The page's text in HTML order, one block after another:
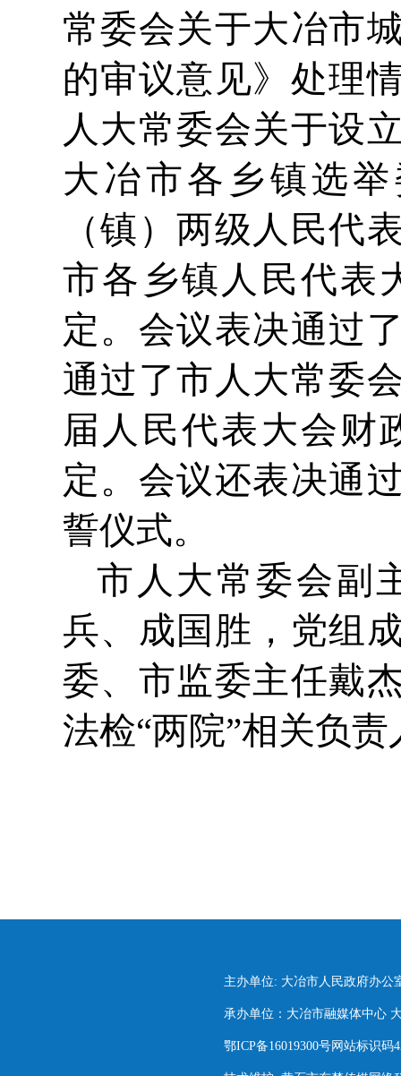
常委会关于大冶市
的审议意见》处理
人大常委会关于设
大冶市各乡镇选
（镇）两级人民代
市各乡镇人民代表
定。会议表决通过
通过了市人大常委
届人民代表大会财
定。会议还表决通
誓仪式。
市人大常委会副
兵、成国胜，党组
委、市监委主任戴
法检“两院”相关负
主办单位: 大冶市人民政府办公
承办单位：大冶市融媒体中心
鄂ICP备16019300号网站标识码